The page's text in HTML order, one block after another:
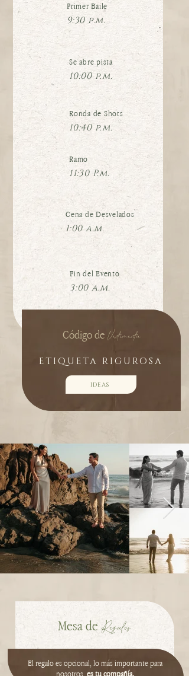
Primer Baile
9:30 p.m.
Se abre pista
10:00 p.m.
Ronda de Shots
10:40 p.m.
Ramo
11:30 P.m.
Cena de Desvelados
1:00 a.m.
Fin del Evento
3:00 a.m.
Código de Vestimenta
ETIQUETA RIGUROSA
IDEAS
Mesa de Regalos
El regalo es opcional, lo más importante para
nosotros, es tu compañía.